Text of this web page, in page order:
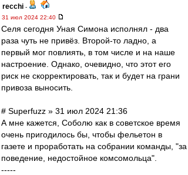
recchi -
31 июл 2024 22:40
Селя сегодня Уная Симона исполнял - два
раза чуть не привёз. Второй-то ладно, а
первый мог повлиять, в том числе и на наше
настроение. Однако, очевидно, что этот его
риск не скорректировать, так и будет на грани
привоза выносить.
# Superfuzz » 31 июл 2024 21:36
А мне кажется, Соболю как в советское время
очень пригодилось бы, чтобы фельетон в
газете и проработать на собрании команды, "за
поведение, недостойное комсомольца".
-----